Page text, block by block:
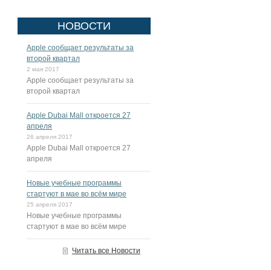
НОВОСТИ
Apple сообщает результаты за
второй квартал
2 мая 2017
Apple сообщает результаты за
второй квартал
Apple Dubai Mall откроется 27
апреля
26 апреля 2017
Apple Dubai Mall откроется 27
апреля
Новые учебные программы
стартуют в мае во всём мире
25 апреля 2017
Новые учебные программы
стартуют в мае во всём мире
Читать все Новости